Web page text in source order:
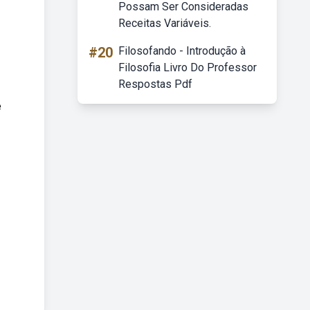
Possam Ser Consideradas
Receitas Variáveis.
#20 Filosofando - Introdução à
Filosofia Livro Do Professor
Respostas Pdf